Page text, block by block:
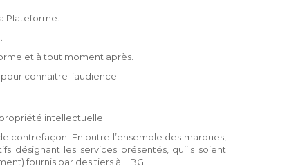
Plateforme.
et à tout moment après.
connaitre l’audience
intellectuelle.
En outre l’ensemble des marques,
désignant les services présentés, qu’ils soient
fournis par des tiers à HBG.